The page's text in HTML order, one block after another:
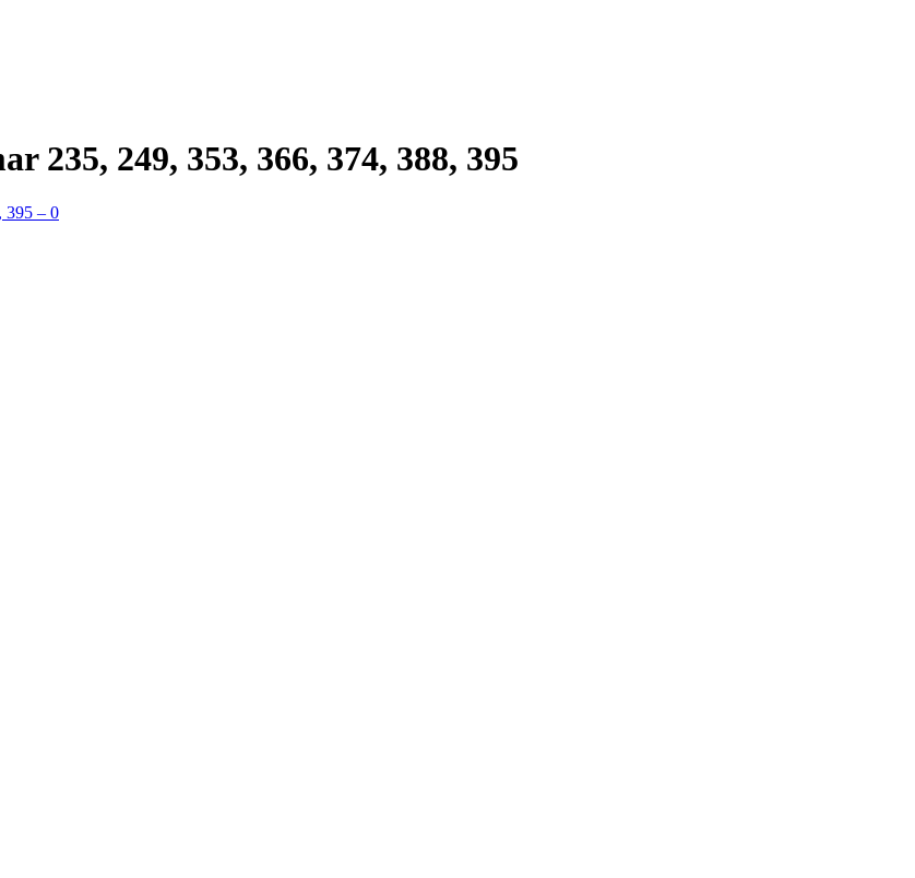
235, 249, 353, 366, 374, 388, 395